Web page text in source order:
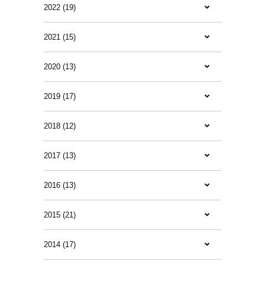
2022 (19)
2021 (15)
2020 (13)
2019 (17)
2018 (12)
2017 (13)
2016 (13)
2015 (21)
2014 (17)